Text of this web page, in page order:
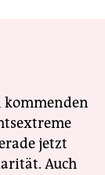
kommenden
jetzt
Auch